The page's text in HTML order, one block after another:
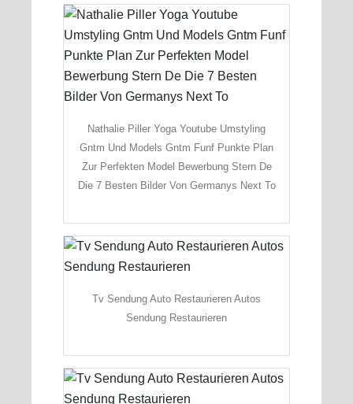
Nathalie Piller Yoga Youtube Umstyling
Gntm Und Models Gntm Funf Punkte Plan
Zur Perfekten Model Bewerbung Stern De
Die 7 Besten Bilder Von Germanys Next To
Tv Sendung Auto Restaurieren Autos
Sendung Restaurieren